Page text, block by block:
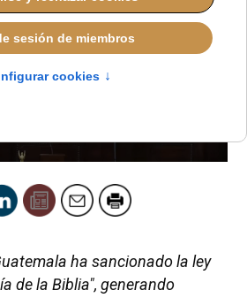
ha sancionado la ley
de la Biblia", generando